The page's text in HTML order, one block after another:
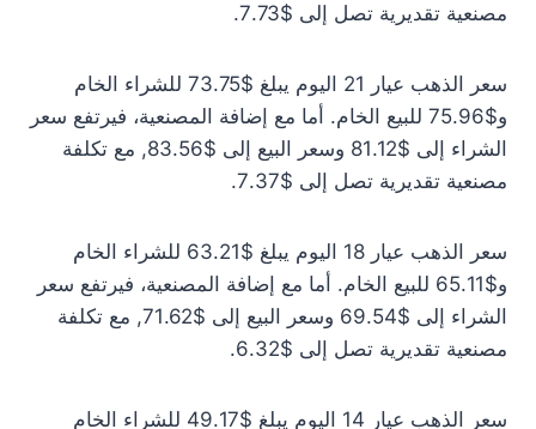
مصنعية تقديرية تصل إلى $7.73.
سعر الذهب عيار 21 اليوم يبلغ $73.75 للشراء الخام
و$75.96 للبيع الخام. أما مع إضافة المصنعية، فيرتفع سعر
الشراء إلى $81.12 وسعر البيع إلى $83.56, مع تكلفة
مصنعية تقديرية تصل إلى $7.37.
سعر الذهب عيار 18 اليوم يبلغ $63.21 للشراء الخام
و$65.11 للبيع الخام. أما مع إضافة المصنعية، فيرتفع سعر
الشراء إلى $69.54 وسعر البيع إلى $71.62, مع تكلفة
مصنعية تقديرية تصل إلى $6.32.
سعر الذهب عيار 14 اليوم يبلغ $49.17 للشراء الخام